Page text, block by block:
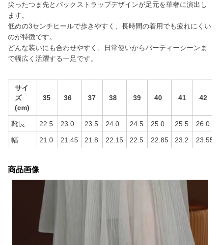
尖ったつま先とバックストラップデザインが足元を華奢に演出し
ます。
低めの3センチヒールで歩きやすく、長時間の着用でも疲れにくい
のが特徴です。
どんな装いにも合わせやすく、日常使いからパーティーシーンま
で幅広く活躍する一足です。
サイ
ズ
(cm)
35 36 37 38 39 40 41 42
靴長 22.5 23.0 23.5 24.0 24.5 25.0 25.5 26.0
幅 21.0 21.45 21.8 22.15 22.5 22.85 23.2 23.55
商品画像